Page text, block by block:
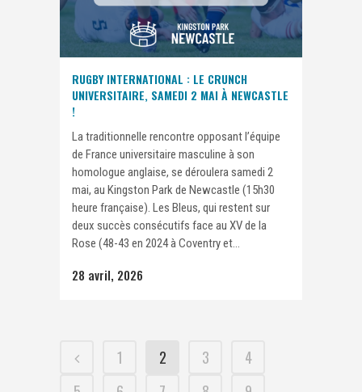
RUGBY INTERNATIONAL : LE CRUNCH
UNIVERSITAIRE, SAMEDI 2 MAI À NEWCASTLE
!
La traditionnelle rencontre opposant l’équipe
de France universitaire masculine à son
homologue anglaise, se déroulera samedi 2
mai, au Kingston Park de Newcastle (15h30
heure française). Les Bleus, qui restent sur
deux succès consécutifs face au XV de la
Rose (48-43 en 2024 à Coventry et...
28 avril, 2026
1 2 3
4